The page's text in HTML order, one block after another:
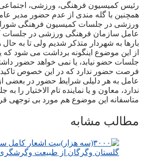
رئیس کمیسیون فرهنگی، ورزشی،
همچنین با گله مندی از عدم حضور مدیر
ورزشی در جلسات کمیسیون فرهنگی
عامل سازمان فرهنگی ورزشی در جلسات
بارها به شهردار متذکر شدیم ولی تا به حال
از این موضوع اینگونه برداشت می شود که
جلسات حضو نیابد، یا نمی خواهد حضور
فرصت حضور ندارد که در این خصوص
عامل به هر دلیلی شرایط حضور در بعضی
ندارد، معاون و یا نماینده تام الاختیار را
متاسفانه این موضوع هم مورد بی توجهی
مطالب مشابه